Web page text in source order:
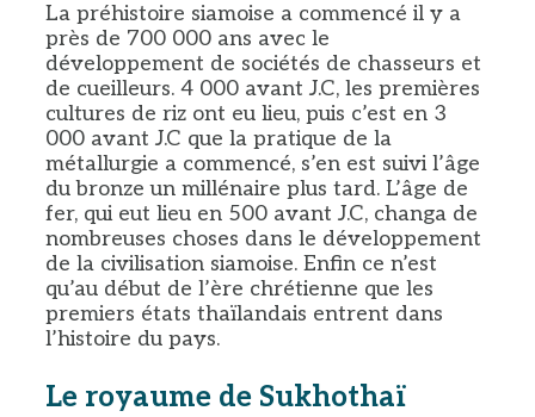
La préhistoire siamoise a commencé il y a
près de 700 000 ans avec le
développement de sociétés de chasseurs et
de cueilleurs. 4 000 avant J.C, les premières
cultures de riz ont eu lieu, puis c’est en 3
000 avant J.C que la pratique de la
métallurgie a commencé, s’en est suivi l’âge
du bronze un millénaire plus tard. L’âge de
fer, qui eut lieu en 500 avant J.C, changa de
nombreuses choses dans le développement
de la civilisation siamoise. Enfin ce n’est
qu’au début de l’ère chrétienne que les
premiers états thaïlandais entrent dans
l’histoire du pays.
Le royaume de Sukhothaï